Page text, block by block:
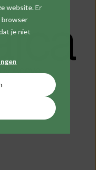
website. Er
browser
je niet